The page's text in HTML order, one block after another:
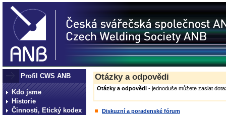
Profil CWS ANB
Kdo jsme
Historie
Činnosti, Etický kodex
Otázky a odpovědi
Otázky a odpovědi - jednoduše můžete zaslat
Diskuzní a poradenské fórum